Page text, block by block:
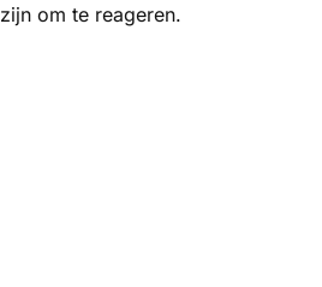
zijn om te reageren.